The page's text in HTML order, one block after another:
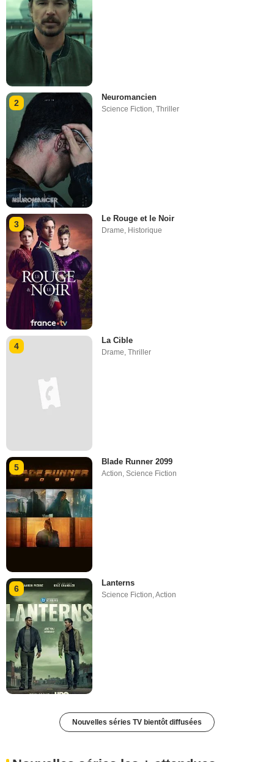
2
Neuromancien
Science Fiction,Thriller
3
Le Rouge et le Noir
Drame, Historique
4
La Cible
Drame ,Thriller
5
Blade Runner 2099
Action,Science Fiction
6
Lanterns
Science Fiction,Action
Nouvelles séries TV bientôt diffusées